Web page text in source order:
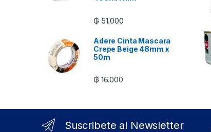
₲ 51.000
Adere Cinta Mascara
Crepe Beige 48mm x
50m
₲ 16.000
Suscribete al Newsletter